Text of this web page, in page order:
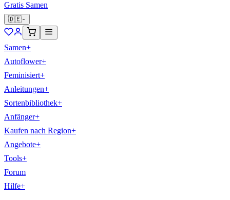
Gratis Samen
🇩🇪
Samen+
Autoflower+
Feminisiert+
Anleitungen+
Sortenbibliothek+
Anfänger+
Kaufen nach Region+
Angebote+
Tools+
Forum
Hilfe+